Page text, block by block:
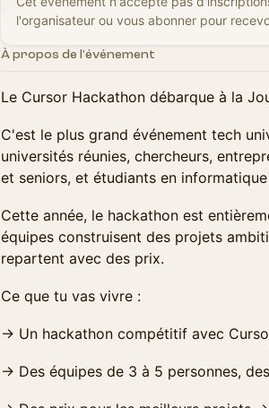
l'organisateur ou vous abonner pour
À propos de l'événement
Le Cursor Hackathon débarque à la
C'est le plus grand événement tech
universités réunies, chercheurs,
et seniors, et étudiants en
Cette année, le hackathon est
équipes construisent des projets
repartent avec des prix.
Ce que tu vas vivre :
→ Un hackathon compétitif avec
→ Des équipes de 3 à 5 personnes,